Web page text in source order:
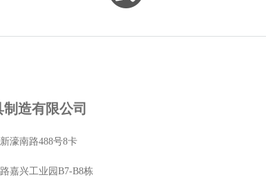
造有限公司
濠南路488号8卡
嘉兴工业园B7-B8栋